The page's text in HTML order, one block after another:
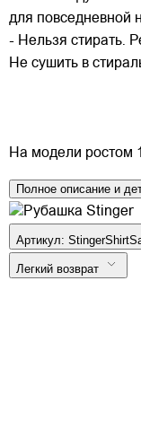
для повседневной
- Нельзя стирать.
Не сушить в
На модели ростом
Полное описание и
Артикул:
Легкий возврат